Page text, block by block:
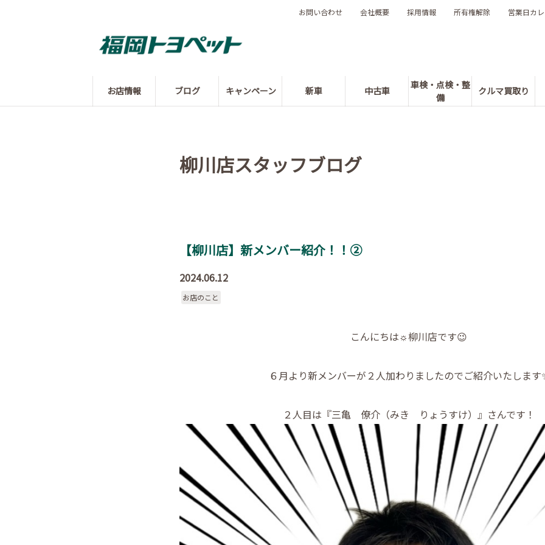
お店情報 ブログ キャンペーン 新車 中古車
車検・点検・整
備
クルマ買取り
お問い合わせ 会社概要 採用情報 所有権解除 営業日カ
柳川店スタッフブログ
【柳川店】新メンバー紹介！！②
2024.06.12
お店のこと
こんにちは☼柳川店です😉
６月より新メンバーが２人加わりましたのでご紹介いたします
２人目は『三亀 僚介（みき りょうすけ）』さんです！